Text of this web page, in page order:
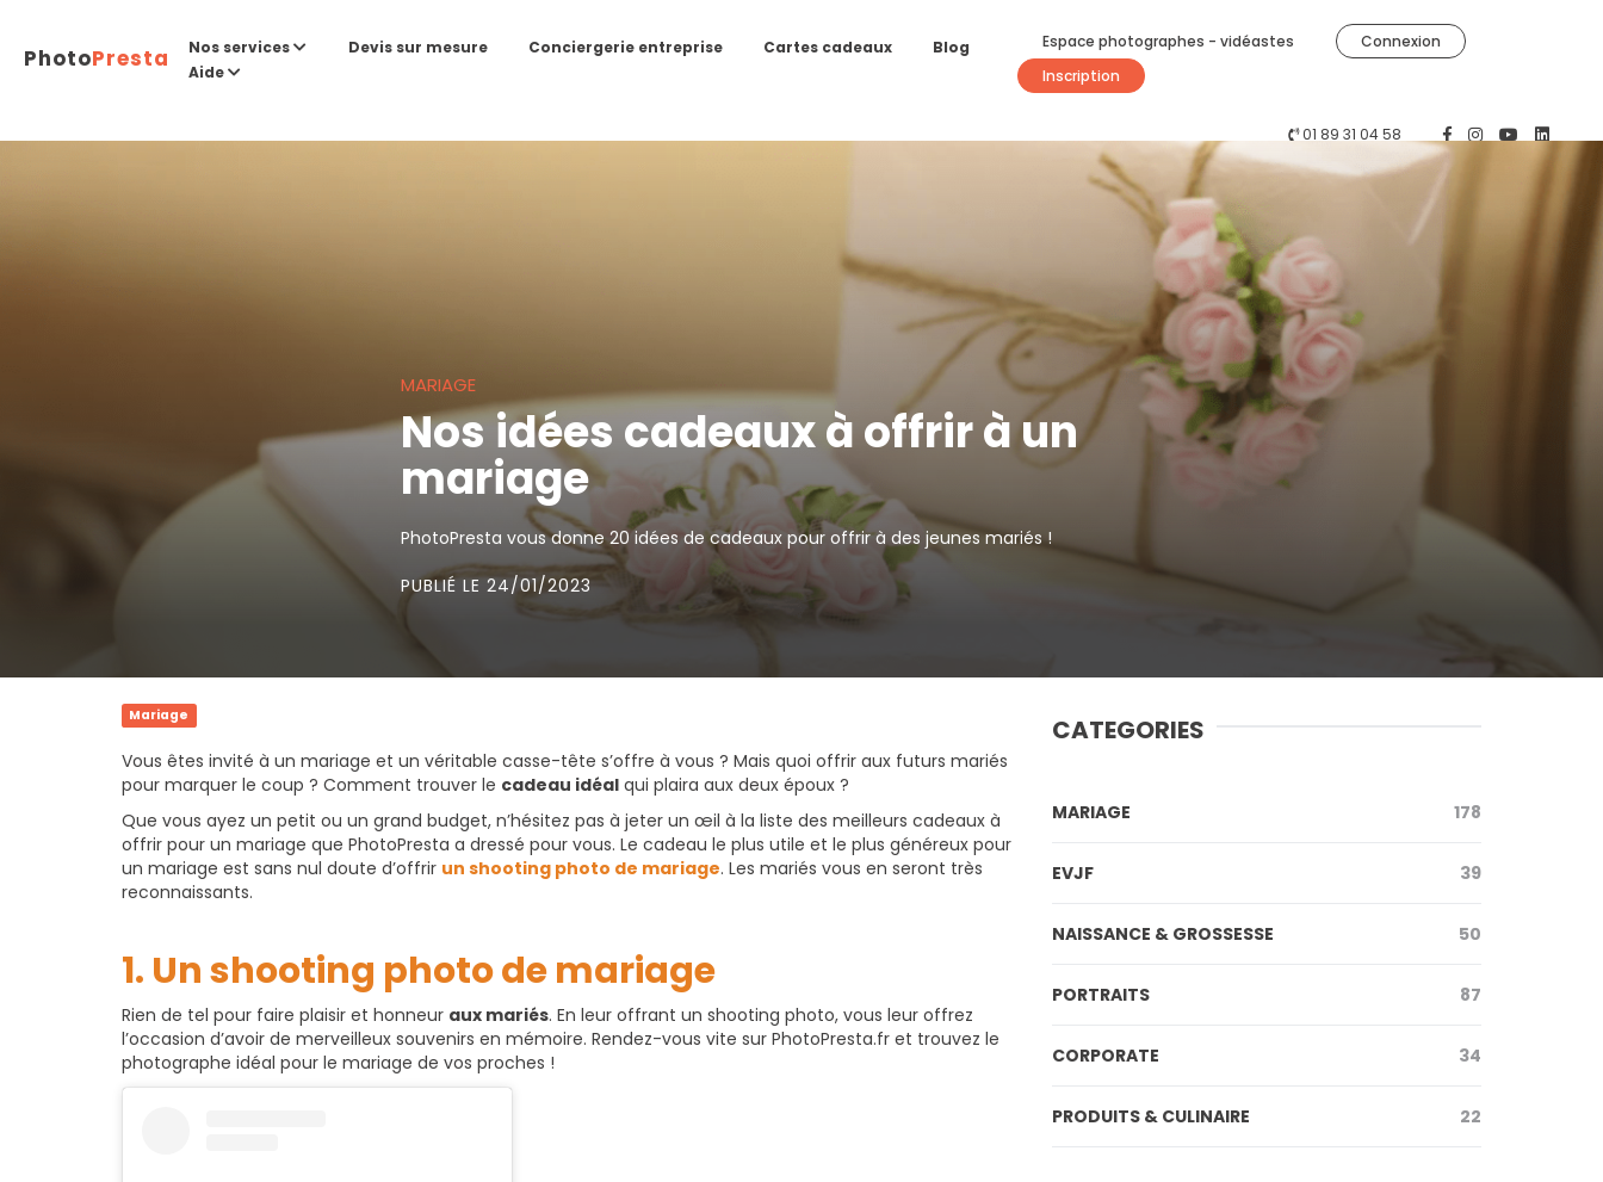
PhotoPresta Nos services Devis sur mesure Conciergerie entreprise Cartes cadeaux
Blog
Aide
Espace photographes - vidéastes
Connexion
Inscription
01 89 31 04 58
MARIAGE
Nos idées cadeaux à offrir à un
mariage
PhotoPresta vous donne 20 idées de cadeaux pour offrir à des jeunes mariés !
PUBLIÉ LE 24/01/2023
Mariage
Vous êtes invité à un mariage et un véritable casse-tête s’offre à vous ? Mais quoi offrir aux futurs mariés
pour marquer le coup ? Comment trouver le cadeau idéal qui plaira aux deux époux ?
Que vous ayez un petit ou un grand budget, n’hésitez pas à jeter un œil à la liste des meilleurs cadeaux à
offrir pour un mariage que PhotoPresta a dressé pour vous. Le cadeau le plus utile et le plus généreux pour
un mariage est sans nul doute d’offrir un shooting photo de mariage. Les mariés vous en seront très
reconnaissants.
1. Un shooting photo de mariage
Rien de tel pour faire plaisir et honneur aux mariés. En leur offrant un shooting photo, vous leur offrez
l’occasion d’avoir de merveilleux souvenirs en mémoire. Rendez-vous vite sur PhotoPresta.fr et trouvez le
photographe idéal pour le mariage de vos proches !
CATEGORIES
MARIAGE 178
EVJF 39
NAISSANCE & GROSSESSE 50
PORTRAITS 87
CORPORATE 34
PRODUITS & CULINAIRE 22